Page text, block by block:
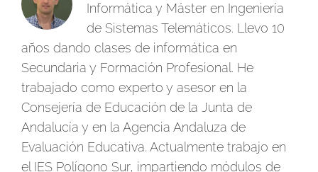
Informática y Máster en Ingeniería
de Sistemas Telemáticos. Llevo 10
años dando clases de informática en
Secundaria y Formación Profesional. He
trabajado como experto y asesor en la
Consejería de Educación de la Junta de
Andalucía y en la Agencia Andaluza de
Evaluación Educativa. Actualmente trabajo en
el IES Polígono Sur, impartiendo módulos de